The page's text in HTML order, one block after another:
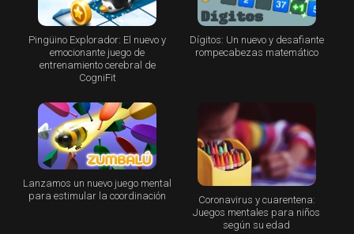
Pingüino Explorador: El nuevo y
emocionante juego de
entrenamiento cerebral de
CogniFit
Dígitos: Un nuevo y desafiante
rompecabezas matemático
Lanzamos un nuevo juego mental
para estimular la coordinación
Coronavirus y cuarentena:
Juegos mentales para niños
según su edad